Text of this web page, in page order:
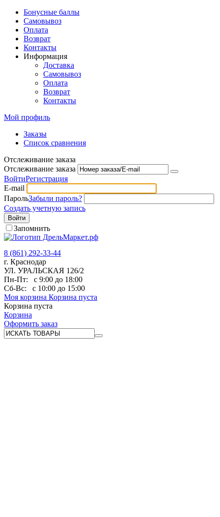
Бонусные баллы
Самовывоз
Оплата
Возврат
Контакты
Информация
Доставка
Самовывоз
Оплата
Возврат
Контакты
Мой профиль
Заказы
Список сравнения
Отслеживание заказа
Отслеживание заказа
ВойтиРегистрация
E-mail
ПарольЗабыли пароль?
Создать учетную запись
Войти
Запомнить
8 (861) 292-33-44
г. Краснодар
УЛ. УРАЛЬСКАЯ 126/2
Пн-Пт:
с 9:00 до 18:00
Сб-Вс:
с 10:00 до 15:00
Моя корзина Корзина пуста
Корзина пуста
Корзина
Оформить заказ